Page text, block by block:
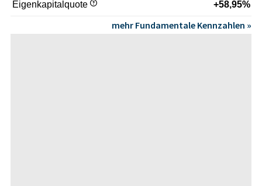
Eigenkapitalquote +58,95%
mehr Fundamentale Kennzahlen »